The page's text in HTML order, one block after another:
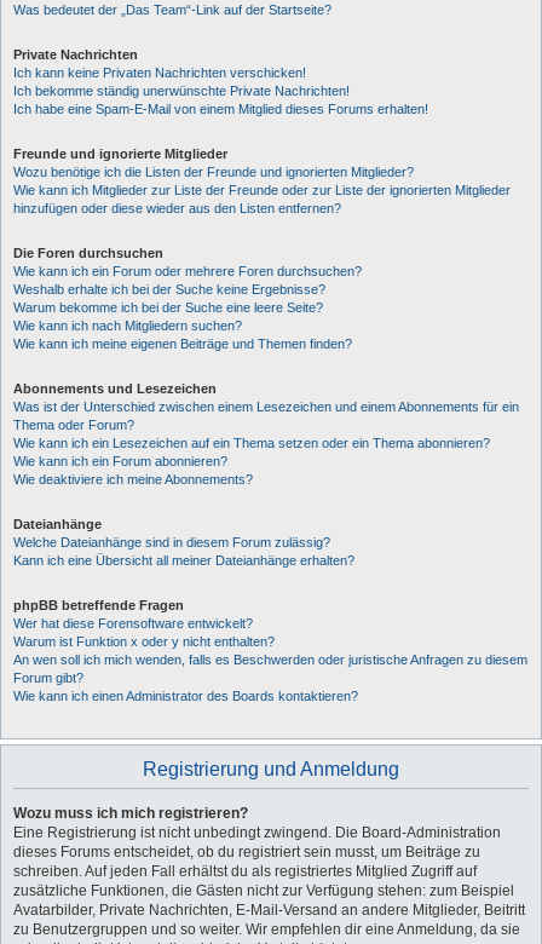
Was bedeutet der „Das Team“-Link auf der Startseite?
Private Nachrichten
Ich kann keine Privaten Nachrichten verschicken!
Ich bekomme ständig unerwünschte Private Nachrichten!
Ich habe eine Spam-E-Mail von einem Mitglied dieses Forums erhalten!
Freunde und ignorierte Mitglieder
Wozu benötige ich die Listen der Freunde und ignorierten Mitglieder?
Wie kann ich Mitglieder zur Liste der Freunde oder zur Liste der ignorierten Mitglieder
hinzufügen oder diese wieder aus den Listen entfernen?
Die Foren durchsuchen
Wie kann ich ein Forum oder mehrere Foren durchsuchen?
Weshalb erhalte ich bei der Suche keine Ergebnisse?
Warum bekomme ich bei der Suche eine leere Seite?
Wie kann ich nach Mitgliedern suchen?
Wie kann ich meine eigenen Beiträge und Themen finden?
Abonnements und Lesezeichen
Was ist der Unterschied zwischen einem Lesezeichen und einem Abonnements für ein
Thema oder Forum?
Wie kann ich ein Lesezeichen auf ein Thema setzen oder ein Thema abonnieren?
Wie kann ich ein Forum abonnieren?
Wie deaktiviere ich meine Abonnements?
Dateianhänge
Welche Dateianhänge sind in diesem Forum zulässig?
Kann ich eine Übersicht all meiner Dateianhänge erhalten?
phpBB betreffende Fragen
Wer hat diese Forensoftware entwickelt?
Warum ist Funktion x oder y nicht enthalten?
An wen soll ich mich wenden, falls es Beschwerden oder juristische Anfragen zu diesem
Forum gibt?
Wie kann ich einen Administrator des Boards kontaktieren?
Registrierung und Anmeldung
Wozu muss ich mich registrieren?
Eine Registrierung ist nicht unbedingt zwingend. Die Board-Administration
dieses Forums entscheidet, ob du registriert sein musst, um Beiträge zu
schreiben. Auf jeden Fall erhältst du als registriertes Mitglied Zugriff auf
zusätzliche Funktionen, die Gästen nicht zur Verfügung stehen: zum Beispiel
Avatarbilder, Private Nachrichten, E-Mail-Versand an andere Mitglieder, Beitritt
zu Benutzergruppen und so weiter. Wir empfehlen dir eine Anmeldung, da sie